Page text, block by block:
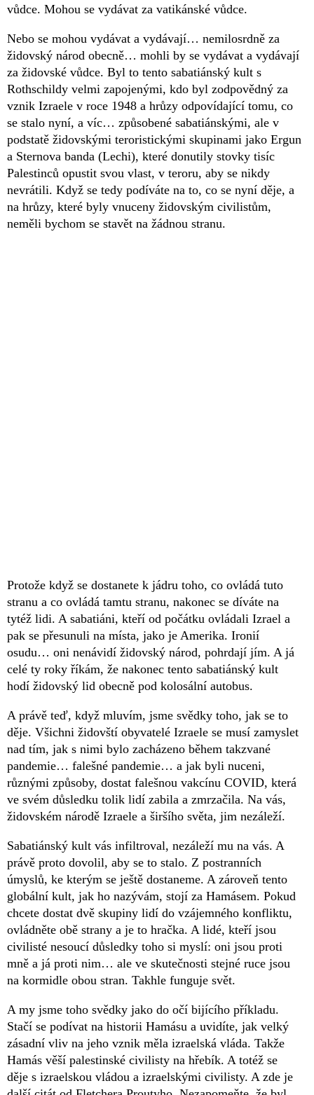
vůdce. Mohou se vydávat za vatikánské vůdce.
Nebo se mohou vydávat a vydávají… nemilosrdně za
židovský národ obecně… mohli by se vydávat a vydávají
za židovské vůdce. Byl to tento sabatiánský kult s
Rothschildy velmi zapojenými, kdo byl zodpovědný za
vznik Izraele v roce 1948 a hrůzy odpovídající tomu, co
se stalo nyní, a víc… způsobené sabatiánskými, ale v
podstatě židovskými teroristickými skupinami jako Ergun
a Sternova banda (Lechi), které donutily stovky tisíc
Palestinců opustit svou vlast, v teroru, aby se nikdy
nevrátili. Když se tedy podíváte na to, co se nyní děje, a
na hrůzy, které byly vnuceny židovským civilistům,
neměli bychom se stavět na žádnou stranu.
Protože když se dostanete k jádru toho, co ovládá tuto
stranu a co ovládá tamtu stranu, nakonec se díváte na
tytéž lidi. A sabatiáni, kteří od počátku ovládali Izrael a
pak se přesunuli na místa, jako je Amerika. Ironií
osudu… oni nenávidí židovský národ, pohrdají jím. A já
celé ty roky říkám, že nakonec tento sabatiánský kult
hodí židovský lid obecně pod kolosální autobus.
A právě teď, když mluvím, jsme svědky toho, jak se to
děje. Všichni židovští obyvatelé Izraele se musí zamyslet
nad tím, jak s nimi bylo zacházeno během takzvané
pandemie… falešné pandemie… a jak byli nuceni,
různými způsoby, dostat falešnou vakcínu COVID, která
ve svém důsledku tolik lidí zabila a zmrzačila. Na vás,
židovském národě Izraele a širšího světa, jim nezáleží.
Sabatiánský kult vás infiltroval, nezáleží mu na vás. A
právě proto dovolil, aby se to stalo. Z postranních
úmyslů, ke kterým se ještě dostaneme. A zároveň tento
globální kult, jak ho nazývám, stojí za Hamásem. Pokud
chcete dostat dvě skupiny lidí do vzájemného konfliktu,
ovládněte obě strany a je to hračka. A lidé, kteří jsou
civilisté nesoucí důsledky toho si myslí: oni jsou proti
mně a já proti nim… ale ve skutečnosti stejné ruce jsou
na kormidle obou stran. Takhle funguje svět.
A my jsme toho svědky jako do očí bijícího příkladu.
Stačí se podívat na historii Hamásu a uvidíte, jak velký
zásadní vliv na jeho vznik měla izraelská vláda. Takže
Hamás věší palestinské civilisty na hřebík. A totéž se
děje s izraelskou vládou a izraelskými civilisty. A zde je